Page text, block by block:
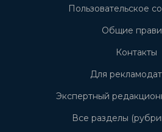
Пользовательское
Общие
Контакты
Для
Экспертный
Все разделы